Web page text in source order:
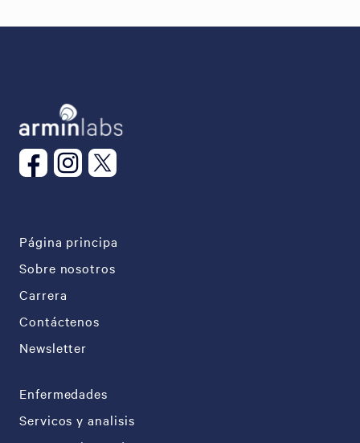
Página principa
Sobre nosotros
Carrera
Contáctenos
Newsletter
Enfermedades
Servicos y analisis